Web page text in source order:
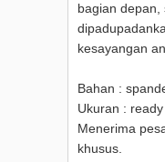
bagian depan,
kesayangan
Bahan :
Ukuran :
Menerima
khusus.